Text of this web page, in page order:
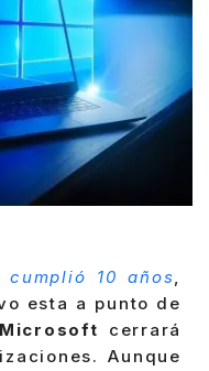
cumplió 10 años,
esta a punto de
Microsoft cerrará
Aunque